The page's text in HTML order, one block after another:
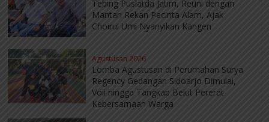
Tebing Puslatda Jatim, Reuni dengan
Mantan Rekan Pecinta Alam, Ajak
Choirul Umi Nyanyikan Kangen
Agustusan 2026
Lomba Agustusan di Perumahan Surya
Regency Gedangan Sidoarjo Dimulai,
Voli hingga Tangkap Belut Pererat
Kebersamaan Warga